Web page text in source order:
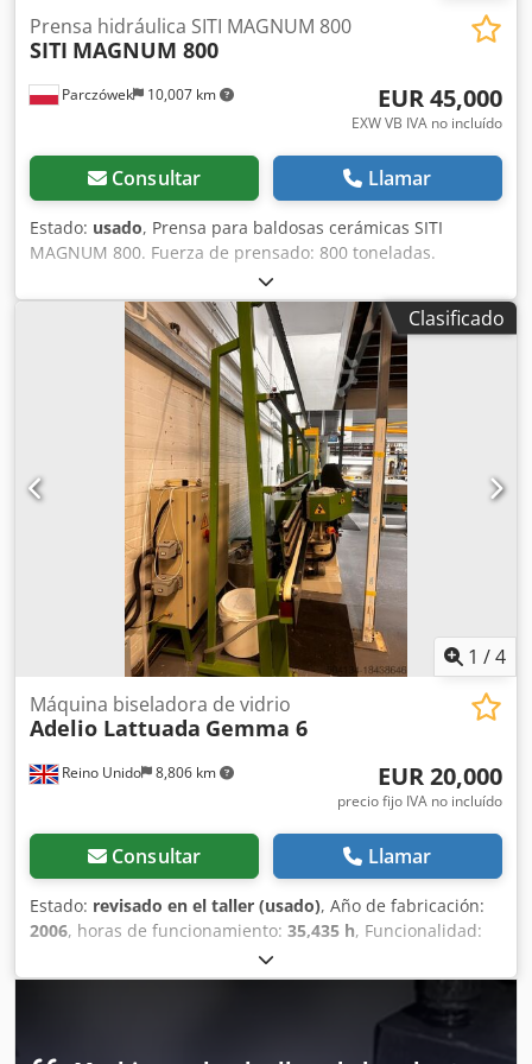
el cumplimiento de las normas medioambientales y de
seguridad. Dwsdpfx Abozmqlhj Ioa No se realizan ventas a
Parczówek 10,007 km
Prensa hidráulica SITI MAGNUM 800
SITI MAGNUM 800
EUR 45,000
EXW VB IVA no incluído
Consultar Llamar
Estado: usado, Prensa para baldosas cerámicas SITI
MAGNUM 800. Fuerza de prensado: 800 toneladas.
Clasificado
1 /4
Reino Unido 8,806 km
Máquina biseladora de vidrio
Adelio Lattuada Gemma 6
EUR 20,000
precio fijo IVA no incluído
Consultar Llamar
Estado: revisado en el taller (usado), Año de fabricación:
2006, horas de funcionamiento: 35,435 h, Funcionalidad:
, longitud total:
total:1,800 mm, altura total:2,400 mm, año de la última
, Completamente revisada por el distribuidor
principal con piezas originales en 2023. Apenas se usó y se
cuidó en todo momento. La máquina apenas se usó y está